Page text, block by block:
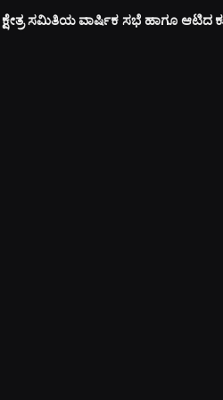
ಸಮಿತಿಯ ವಾರ್ಷಿಕ ಸಭೆ ಹಾಗೂ ಆಟಿದ